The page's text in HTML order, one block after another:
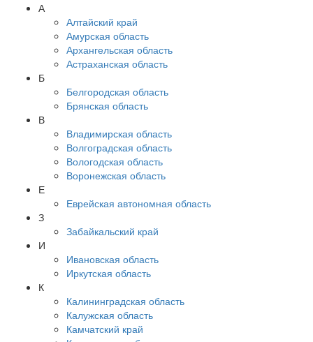
А
Алтайский край
Амурская область
Архангельская область
Астраханская область
Б
Белгородская область
Брянская область
В
Владимирская область
Волгоградская область
Вологодская область
Воронежская область
Е
Еврейская автономная область
З
Забайкальский край
И
Ивановская область
Иркутская область
К
Калининградская область
Калужская область
Камчатский край